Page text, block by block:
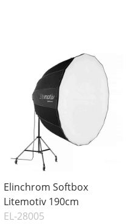
Elinchrom Softbox
Litemotiv 190cm
EL-28005